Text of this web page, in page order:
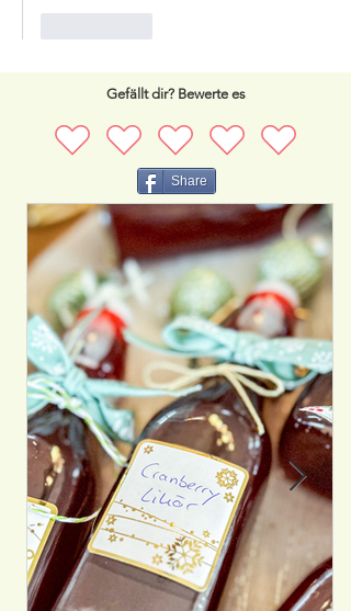
Gefällt dir? Bewerte es
Share